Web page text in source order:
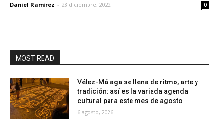
Daniel Ramírez - 28 diciembre, 2022 0
MOST READ
Vélez-Málaga se llena de ritmo, arte y
tradición: así es la variada agenda
cultural para este mes de agosto
6 agosto, 2026